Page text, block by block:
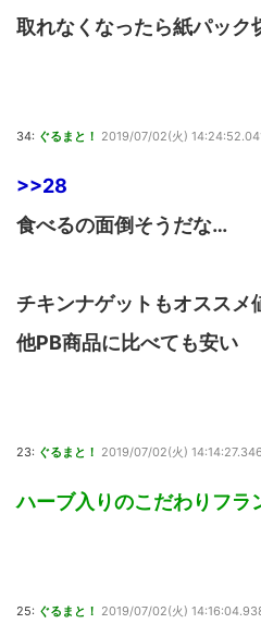
取れなくなったら紙パック
34: ぐるまと！ 2019/07/02(火)
>>28
食べるの面倒そうだな…
チキンナゲットもオススメ
他PB商品に比べても安い
23: ぐるまと！ 2019/07/02(火) 14:14:27.346
ハーブ入りのこだわりフラ
25: ぐるまと！ 2019/07/02(火)